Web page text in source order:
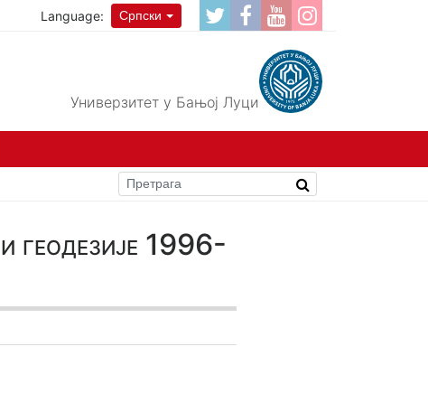
Language: Српски
Универзитет у Бањој Луци
геодезије 1996-